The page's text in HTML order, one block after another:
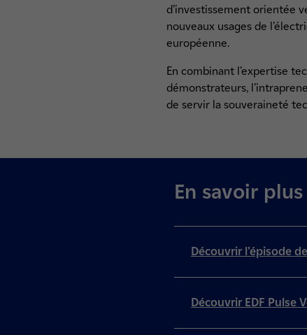
d’investissement orientée
nouveaux usages de
européenne.
En combinant l’expertise
démonstrateurs,
de servir la souveraineté
En savoir plus
Découvrir l'épisode
Découvrir EDF Pulse